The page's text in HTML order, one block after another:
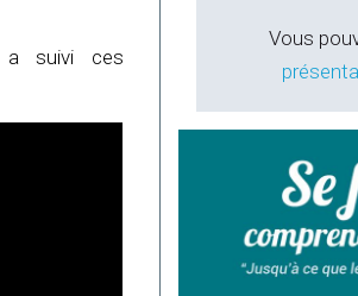
a suivi ces
Vous